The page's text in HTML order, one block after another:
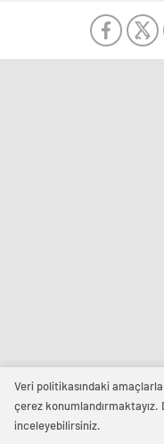
Veri politikasındaki amaçlarla
çerez konumlandırmaktayız.
inceleyebilirsiniz.